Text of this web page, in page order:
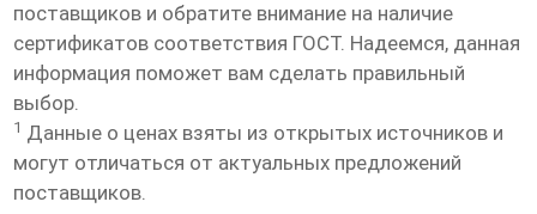
поставщиков и обратите внимание на наличие
сертификатов соответствия ГОСТ. Надеемся, данная
информация поможет вам сделать правильный
выбор.
1 Данные о ценах взяты из открытых источников и
могут отличаться от актуальных предложений
поставщиков.